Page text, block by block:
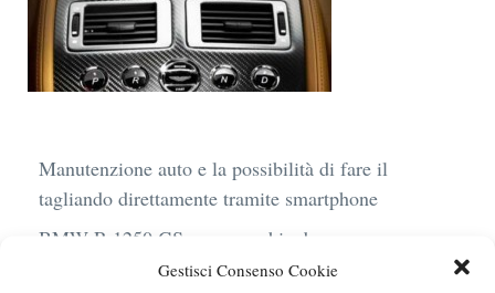
Gestisci Consenso Cookie
Manutenzione auto e la possibilità di fare il
tagliando direttamente tramite smartphone
BMW R 1250 GS: cosa cambia davvero con uno
scarico aftermarket omologato